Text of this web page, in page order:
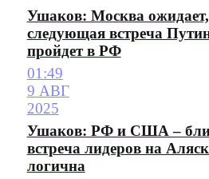
Ушаков: Москва
следующая встреча
пройдет в РФ
01:49
9 АВГ
2025
Ушаков: РФ и США –
встреча лидеров на
логична